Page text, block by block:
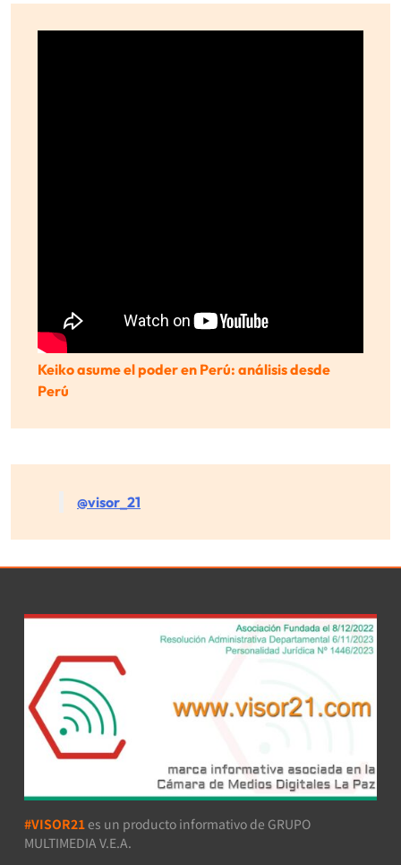
Keiko asume el poder en Perú: análisis desde
Perú
@visor_21
#VISOR21 es un producto informativo de GRUPO
MULTIMEDIA V.E.A.